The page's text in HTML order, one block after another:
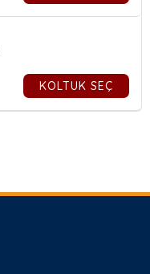
KOLTUK SEÇ